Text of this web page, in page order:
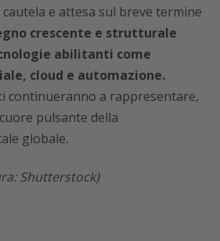
e attesa sul breve termine
crescente e strutturale
abilitanti come
cloud e automazione.
continueranno a rappresentare,
pulsante della
globale.
Shutterstock)